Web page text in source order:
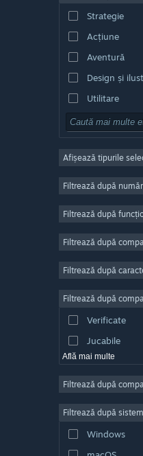
Strategie
Acțiune
Aventură
Design și
Utilitare
Gratuit
Număr masiv
Indie
Casual
Simulare
Producție
Editare de
Afișează tipurile
Filtrează după
Filtrează după
Filtrează după
Filtrează după
Filtrează după
Verificate
Jucabile
Află mai multe
Filtrează după
Filtrează după
Windows